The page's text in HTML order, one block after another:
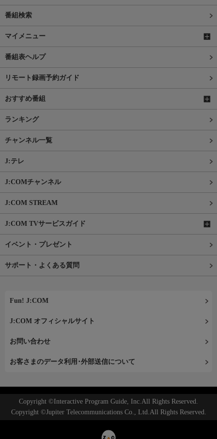
番組検索
マイメニュー
番組表ヘルプ
リモート録画予約ガイド
おすすめ番組
ランキング
チャンネル一覧
J:テレ
J:COMチャンネル
J:COM STREAM
J:COM TVサービスガイド
イベント・プレゼント
サポート・よくある質問
Fun! J:COM
J:COM オフィシャルサイト
お問い合わせ
お客さまのデータ利用･外部送信について
Copyright ©Interactive Program Guide, Inc.All Rights Reserved.
Copyright ©Jupiter Telecommunications Co., Ltd.All Rights Reserved.